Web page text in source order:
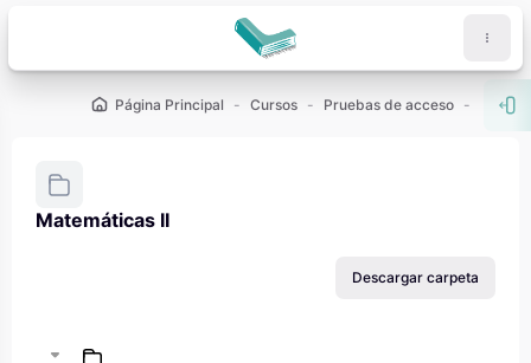
Página Principal Cursos Pruebas de acceso PAU -
Matemáticas II
Descargar carpeta